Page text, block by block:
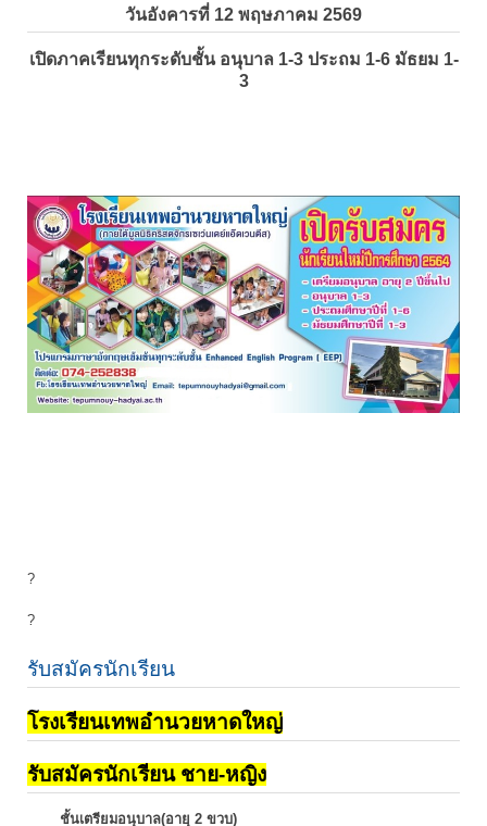
วันอังคารที่ 12 พฤษภาคม 2569
เปิดภาคเรียนทุกระดับชั้น อนุบาล 1-3 ประถม 1-6 มัธยม 1-
3
?
?
รับสมัครนักเรียน
โรงเรียนเทพอำนวยหาดใหญ่
รับสมัครนักเรียน ชาย-หญิง
ชั้นเตรียมอนุบาล(อายุ 2 ขวบ)